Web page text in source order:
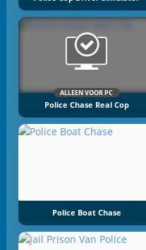
ALLEEN VOOR PC
Police Chase Real Cop
Police Boat Chase